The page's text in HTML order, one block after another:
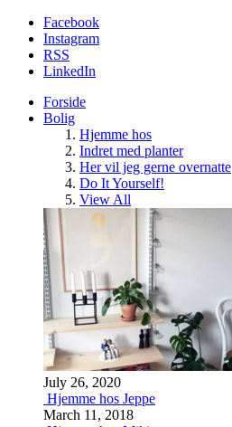
Facebook
Instagram
RSS
LinkedIn
Forside
Bolig
Hjemme hos
Indret med planter
Her vil jeg gerne overnatte
Do It Yourself!
View All
July 26, 2020
Hjemme hos Jeppe
March 11, 2018